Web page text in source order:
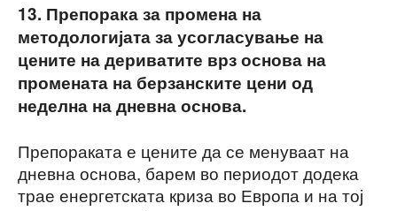
13. Препорака за промена на
методологијата за усогласување на
цените на дериватите врз основа на
промената на берзанските цени од
неделна на дневна основа.
Препораката е цените да се менуваат на
дневна основа, барем во периодот додека
трае енергетската криза во Европа и на тој